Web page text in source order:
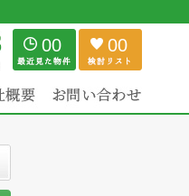
00 00